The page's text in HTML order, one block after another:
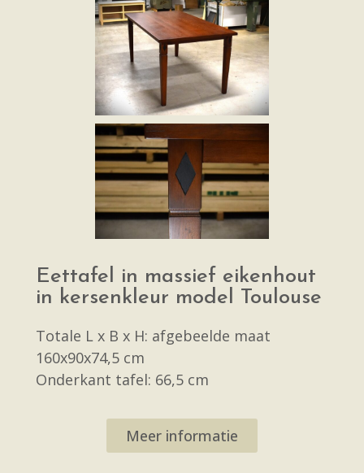
Eettafel in massief eikenhout
in kersenkleur model Toulouse
Totale L x B x H: afgebeelde maat
160x90x74,5 cm
Onderkant tafel: 66,5 cm
Meer informatie